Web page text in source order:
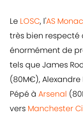
Le LOSC, l'AS
très bien
énormément de
tels que James
(80M€),
Pépé à Arsenal
vers Manchester